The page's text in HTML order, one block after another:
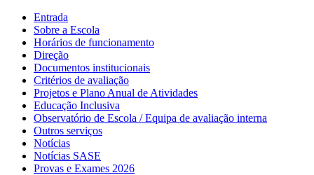
Entrada
Sobre a Escola
Horários de funcionamento
Direção
Documentos institucionais
Critérios de avaliação
Projetos e Plano Anual de Atividades
Educação Inclusiva
Observatório de Escola / Equipa de avaliação interna
Outros serviços
Notícias
Notícias SASE
Provas e Exames 2026